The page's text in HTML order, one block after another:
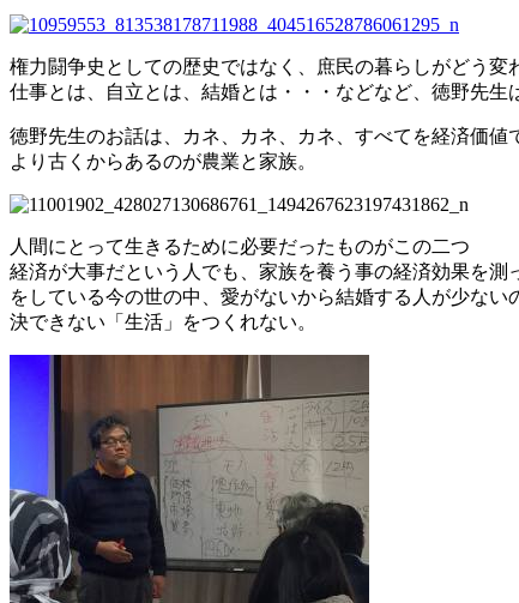
権力闘争史としての歴史ではなく、庶民の暮らしがどう
仕事とは、自立とは、結婚とは・・・などなど、徳野先
徳野先生のお話は、カネ、カネ、カネ、すべてを経済価
より古くからあるのが農業と家族。
人間にとって生きるために必要だったものがこの二つ
経済が大事だという人でも、家族を養う事の経済効果を
をしている今の世の中、愛がないから結婚する人が少な
決できない「生活」をつくれない。